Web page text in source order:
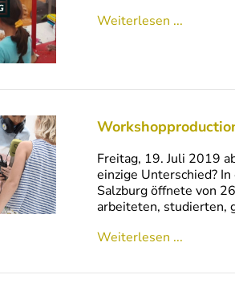
Weiterlesen ...
Freitag, 19. Juli 2019
einzige Unterschied?
Salzburg öffnete von
arbeiteten, studierten,
Weiterlesen ...